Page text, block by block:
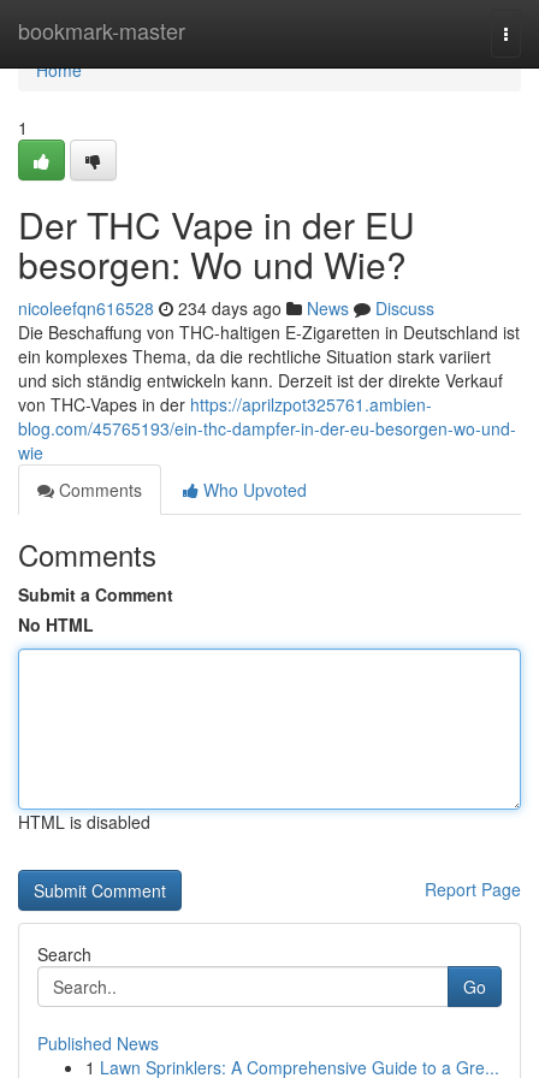
bookmark-master
Home
Home
1
Der THC Vape in der EU
besorgen: Wo und Wie?
nicoleefqn616528 234 days ago News
Discuss
Die Beschaffung von THC-haltigen E-Zigaretten in Deutschland ist
ein komplexes Thema, da die rechtliche Situation stark variiert
und sich ständig entwickeln kann. Derzeit ist der direkte Verkauf
von THC-Vapes in der https://aprilzpot325761.ambien-
blog.com/45765193/ein-thc-dampfer-in-der-eu-besorgen-wo-und-
wie
Comments
Who Upvoted
Comments
Submit a Comment
No HTML
HTML is disabled
Report Page
Search
Go
Published News
1 Lawn Sprinklers: A Comprehensive Guide to a Gre...